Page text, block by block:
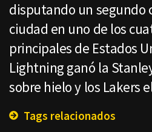
disputando un segundo
ciudad en uno de los
principales de Estados
Lightning ganó la
sobre hielo y los Lakers
Tags relacionados